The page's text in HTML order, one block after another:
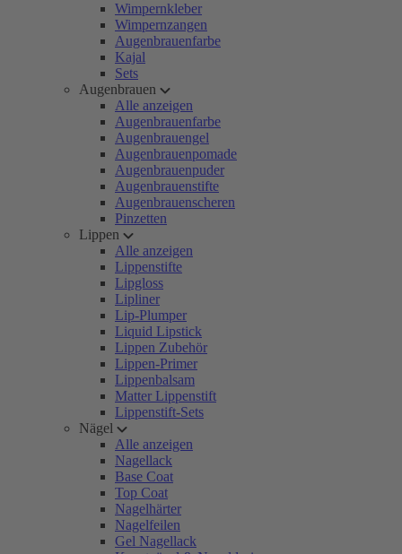
Wimpernkleber
Wimpernzangen
Augenbrauenfarbe
Kajal
Sets
Augenbrauen
Alle anzeigen
Augenbrauenfarbe
Augenbrauengel
Augenbrauenpomade
Augenbrauenpuder
Augenbrauenstifte
Augenbrauenscheren
Pinzetten
Lippen
Alle anzeigen
Lippenstifte
Lipgloss
Lipliner
Lip-Plumper
Liquid Lipstick
Lippen Zubehör
Lippen-Primer
Lippenbalsam
Matter Lippenstift
Lippenstift-Sets
Nägel
Alle anzeigen
Nagellack
Base Coat
Top Coat
Nagelhärter
Nagelfeilen
Gel Nagellack